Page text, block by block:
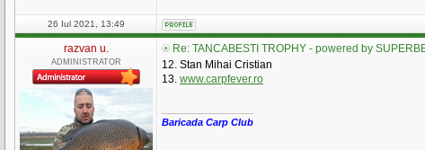
26 Iul 2021, 13:49
razvan u.
ADMINISTRATOR
Re: TANCABESTI TROPHY - powered by
12. Stan Mihai Cristian
13. www.carpfever.ro
Baricada Carp Club